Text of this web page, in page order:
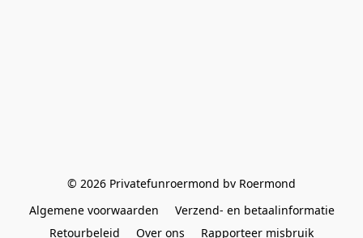
© 2026 Privatefunroermond bv Roermond
Algemene voorwaarden
Verzend- en betaalinformatie
Retourbeleid
Over ons Rapporteer misbruik